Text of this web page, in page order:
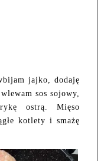
jajko, dodaję
sos sojowy,
ostrą. Mięso
kotlety i smażę